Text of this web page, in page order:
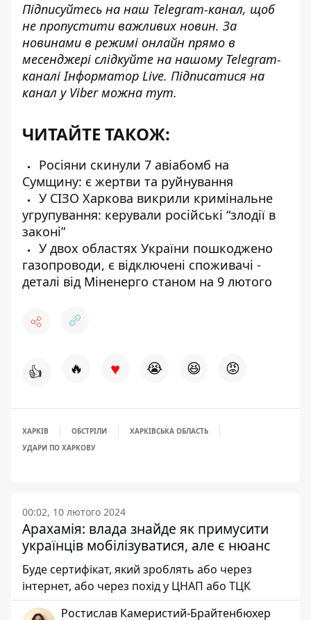
Підписуйтесь на наш Telegram-канал, щоб
не пропустити важливих новин. За
новинами в режимі онлайн прямо в
месенджері слідкуйте на нашому Telegram-
каналіІнформатор Live. Підписатися на
канал у Viber можна тут.
ЧИТАЙТЕ ТАКОЖ:
Росіяни скинули 7 авіабомб на
Сумщину: є жертви та руйнування
У СІЗО Харкова викрили кримінальне
угрупування: керували російські “злодії в
законі”
У двох областях України пошкоджено
газопроводи, є відключені споживачі -
деталі від Міненерго станом на 9 лютого
👍 🔥 ♥ 😭 😆 😡
ХАРКІВ ОБСТРІЛИ
ХАРКІВСЬКА ОБЛАСТЬ
УДАРИ ПО ХАРКОВУ
00:02, 10 лютого 2024
Арахамія: влада знайде як примусити
українців мобілізуватися, але є нюанс
Буде сертифікат, який зроблять або через
інтернет, або через похід у ЦНАП або ТЦК
Ростислав Камеристий-Брайтенбюхер